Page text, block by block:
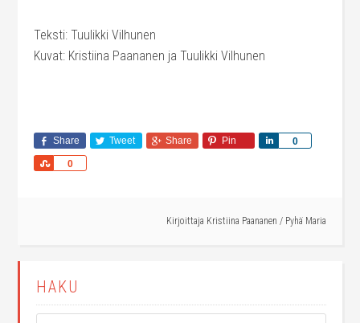
Teksti: Tuulikki Vilhunen
Kuvat: Kristiina Paananen ja Tuulikki Vilhunen
Share Tweet Share Pin 0
Share
0
Share
Kirjoittaja Kristiina Paananen / Pyhä Maria
HAKU